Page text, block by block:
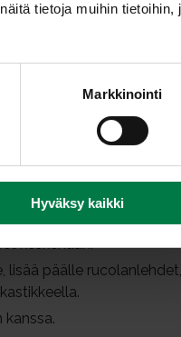
tietoja muihin tietoihin,
Markkinointi
Hyväksy kaikki
lohkoiksi.
palsternakkalohkot ja
että maustetta tarttuu
keskenään.
lisää päälle rucolanlehdet,
kanssa.